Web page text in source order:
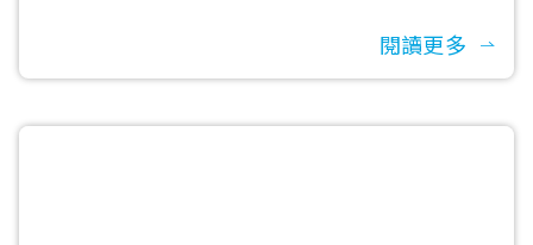
閱讀更多